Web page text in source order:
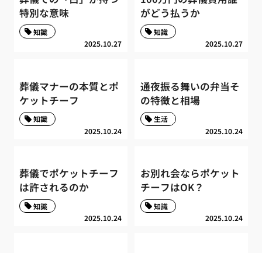
特別な意味
2025.10.27
知識
がどう払うか
2025.10.27
知識
葬儀マナーの本質とポ
ケットチーフ
2025.10.24
知識
通夜振る舞いの弁当そ
の特徴と相場
2025.10.24
生活
葬儀でポケットチーフ
は許されるのか
2025.10.24
知識
お別れ会ならポケット
チーフはOK？
2025.10.24
知識